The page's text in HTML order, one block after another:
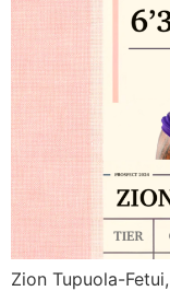
Zion Tupuola-